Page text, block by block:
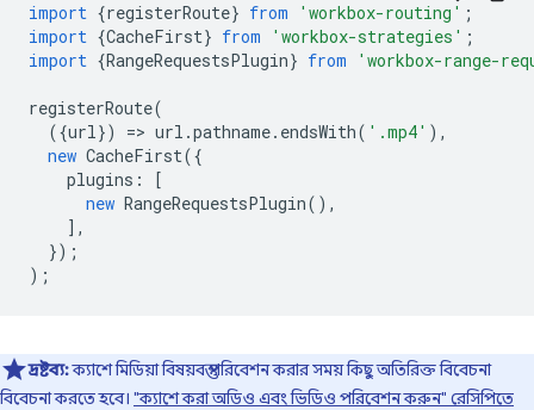
import {registerRoute} from 'workbox-routing' ;
import {CacheFirst} from 'workbox-strategies' ;
import {RangeRequestsPlugin} from 'workbox-range-
registerRoute(
({url}) => url .pathname. endsWith( '.mp4' ),
new CacheFirst({
plugins :
[
new RangeRequestsPlugin(),
],
});
);
দ্রষ্টব্য:ক্যাশে মিডিয়া বিষয়বস্তু পরিবেশন করার সময় কিছু অতিরিক্ত বিবেচনা
বিবেচনা করতে হবে। "ক্যাশে করা অডিও এবং ভিডিও পরিবেশন করুন" রেসিপিতে